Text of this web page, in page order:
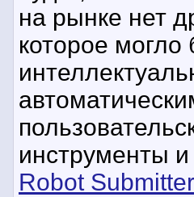
на рынке нет
которое могло
инструменты
Robot Submitter